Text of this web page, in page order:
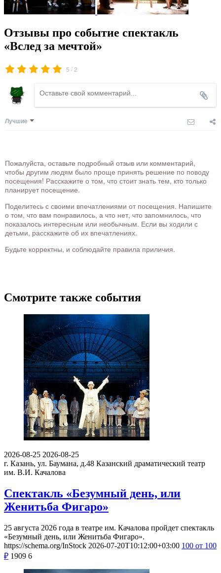
Отзывы про событие спектакль
«Вслед за мечтой»
5 /2
Лучшие
Пожалуйста, оставьте подробный отзыв или комментарий,
чтобы другим людям было проще принять решение по поводу
посещения! Расскажите о том, что стоит знать тем, кто только
планирует посещение.
Поделитесь с своими впечатлениями от посещения. Напишите
о том, что вам понравилось, а что нет, что запомнилось, что
показалось интересным или необычным. Если вы ходили с
детьми, расскажите об их впечатлениях.
Будьте корректны, и соблюдайте правила приличия.
Смотрите также события
2026-08-25 2026-08-25
г. Казань, ул. Баумана, д.48 Казанский драматический театр
им. В.И. Качалова
Спектакль «Безумный день, или
Женитьба Фигаро»
25 августа 2026 года в театре им. Качалова пройдет спектакль
«Безумный день, или Женитьба Фигаро».
https://schema.org/InStock 2026-07-20T10:12:00+03:00 100 от 100
₽ 1909 6